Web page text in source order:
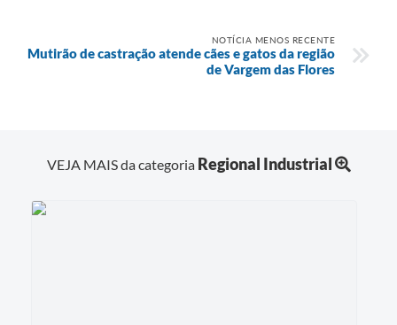
NOTÍCIA MENOS RECENTE
Mutirão de castração atende cães e gatos da região
de Vargem das Flores
VEJA MAIS da categoria Regional Industrial